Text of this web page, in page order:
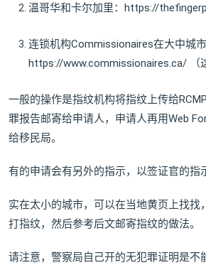
温哥华和卡尔加里：https://
连锁机构Commissionaires在大中城市
https://www.commissionaires.ca/ （
一般的操作是指纹机构将指纹上传给
罪报告邮寄给申请人，申请人再用Web
给移民局。
有的申请会有另外的指示，以签证官的指
实在太小的城市，可以在当地黄页上找找
打指纹，然后参考后文邮寄指纹的做法。
请注意，警察局自己开的无犯罪证明是不